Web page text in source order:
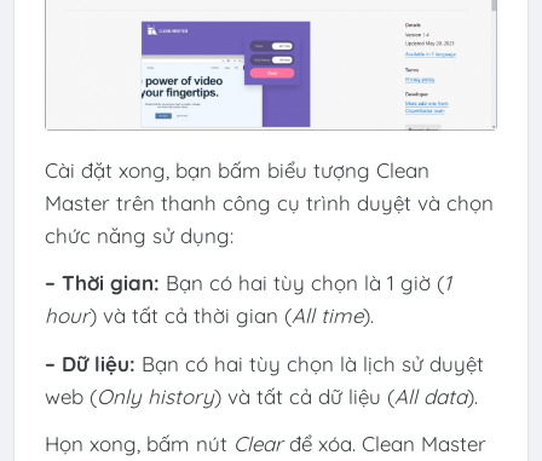
Cài đặt xong, bạn bấm biểu tượng Clean
Master trên thanh công cụ trình duyệt và chọn
chức năng sử dụng:
– Thời gian: Bạn có hai tùy chọn là 1 giờ (1
hour) và tất cả thời gian (All time).
– Dữ liệu: Bạn có hai tùy chọn là lịch sử duyệt
web (Only history) và tất cả dữ liệu (All data).
Họn xong, bấm nút Clearđể xóa. Clean Master